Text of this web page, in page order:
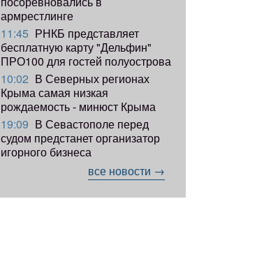
армрестлинге
11:45 РНКБ представляет
бесплатную карту "Дельфин"
ПРО100 для гостей полуострова
10:02 В Северных регионах
Крыма самая низкая
рождаемость - минюст Крыма
19:09 В Севастополе перед
судом предстанет организатор
игорного бизнеса
все новости →